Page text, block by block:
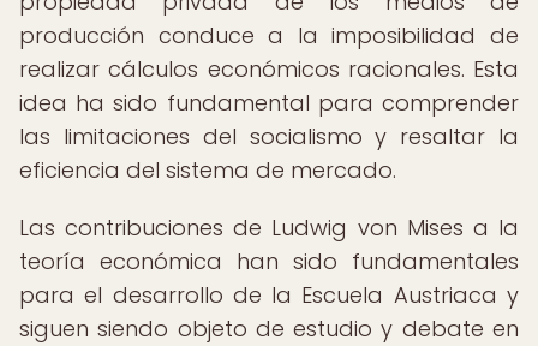
producción conduce a la imposibilidad de
realizar cálculos económicos racionales. Esta
idea ha sido fundamental para comprender
las limitaciones del socialismo y resaltar la
eficiencia del sistema de mercado.
Las contribuciones de Ludwig von Mises a la
teoría económica han sido fundamentales
para el desarrollo de la Escuela Austriaca y
siguen siendo objeto de estudio y debate en